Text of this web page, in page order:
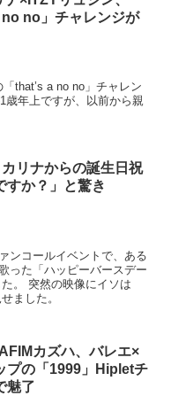
×ITZYリュジン、
no」チャレンジが
that’s a no no」チャレン
歳年上ですが、以前から親
リナからの誕生日祝
すか？」と驚き
ンコールイベントで、ある
った「ハッピーバースデー
。 突然の映像にイソは
ました。
カズハ、バレエ×
プの「1999」Hipletチ
魅了